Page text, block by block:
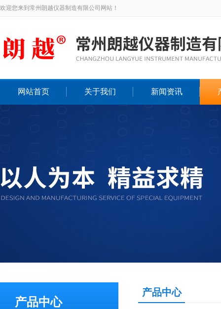
欢迎您来到常州朗越仪器制造有限公司网站！
网站首页 关于我们 新闻资讯
产品中心
产品中心